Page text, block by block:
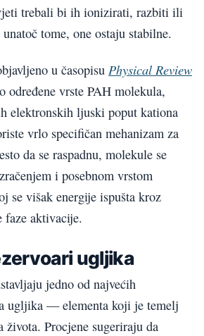
trebali bi ih ionizirati, razbiti ili
tome, one ostaju stabilne.
u časopisu Physical Review
određene vrste PAH molekula,
elektronskih ljuski poput kationa
vrlo specifičan mehanizam za
da se raspadnu, molekule se
i posebnom vrstom
se višak energije ispušta kroz
faze aktivacije.
ugljika
jedno od najvećih
ugljika — elementa koji je temelj
života. Procjene sugeriraju da